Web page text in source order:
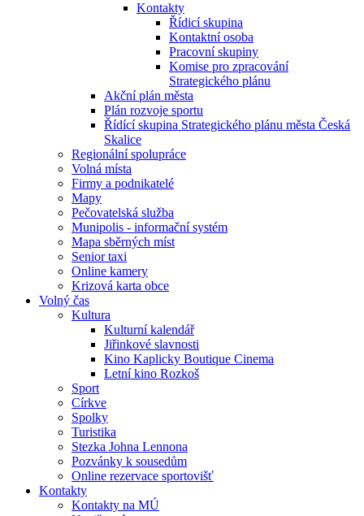
Kontakty
Řídicí skupina
Kontaktní osoba
Pracovní skupiny
Komise pro zpracování
Strategického plánu
Akční plán města
Plán rozvoje sportu
Řídící skupina Strategického plánu města Česká
Skalice
Regionální spolupráce
Volná místa
Firmy a podnikatelé
Mapy
Pečovatelská služba
Munipolis - informační systém
Mapa sběrných míst
Senior taxi
Online kamery
Krizová karta obce
Volný čas
Kultura
Kulturní kalendář
Jiřinkové slavnosti
Kino Kaplicky Boutique Cinema
Letní kino Rozkoš
Sport
Církve
Spolky
Turistika
Stezka Johna Lennona
Pozvánky k sousedům
Online rezervace sportovišť
Kontakty
Kontakty na MÚ